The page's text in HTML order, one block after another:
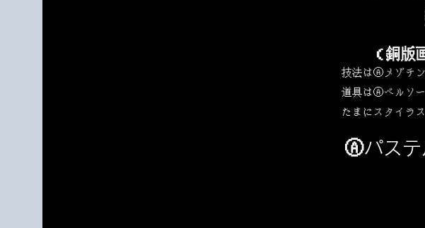
（銅版
技法はⒶメゾチ
道具はⒶベルソ
たまにスタイラ
Ⓐパステ